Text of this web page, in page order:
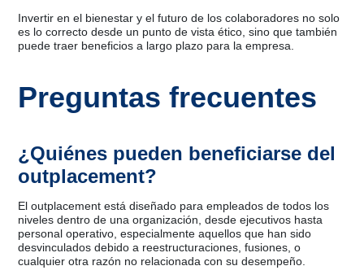
Invertir en el bienestar y el futuro de los colaboradores no solo
es lo correcto desde un punto de vista ético, sino que también
puede traer beneficios a largo plazo para la empresa.
Preguntas frecuentes
¿Quiénes pueden beneficiarse del
outplacement?
El outplacement está diseñado para empleados de todos los
niveles dentro de una organización, desde ejecutivos hasta
personal operativo, especialmente aquellos que han sido
desvinculados debido a reestructuraciones, fusiones, o
cualquier otra razón no relacionada con su desempeño.